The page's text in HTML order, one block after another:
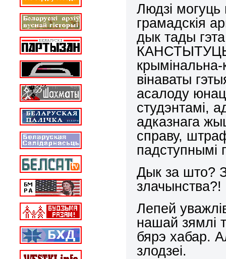
Людзі могуць
грамадскія
дык тады
вінаваты
асалоду
студэнтамі,
адказнага
справу,
падступнымі
Дык за што?
злачынства?!
Лепей
нашай зямлі
бярэ хабар.
злодзеі.